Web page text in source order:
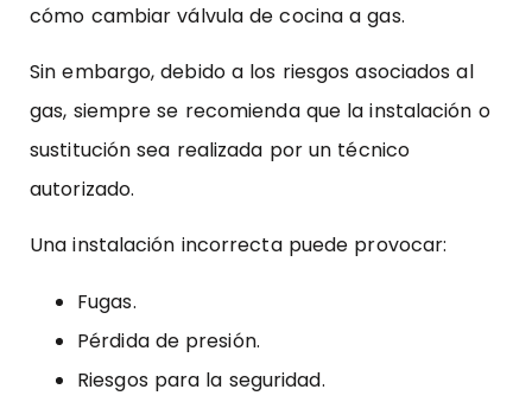
cómo cambiar válvula de cocina a gas.
Sin embargo, debido a los riesgos asociados al
gas, siempre se recomienda que la instalación o
sustitución sea realizada por un técnico
autorizado.
Una instalación incorrecta puede provocar:
Fugas.
Pérdida de presión.
Riesgos para la seguridad.